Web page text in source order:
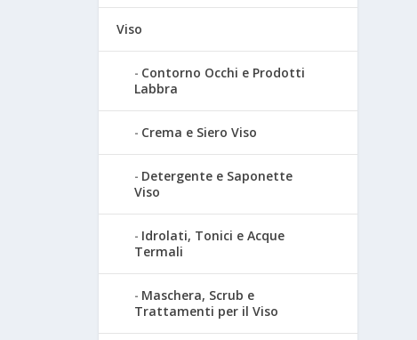
Viso
Contorno Occhi e Prodotti
Labbra
Crema e Siero Viso
Detergente e Saponette
Viso
Idrolati, Tonici e Acque
Termali
Maschera, Scrub e
Trattamenti per il Viso